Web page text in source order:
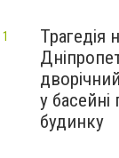
Трагедія
у
будинку